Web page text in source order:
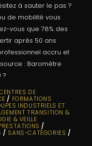
à sauter le pas ?
de mobilité vous
vous que 78% des
après 50 ans
accru et
: Baromètre
?
DE
/ FORMATIONS
INDUSTRIELS ET
TRANSITION &
& VEILLE
/
/ SANS-CATÉGORIES /